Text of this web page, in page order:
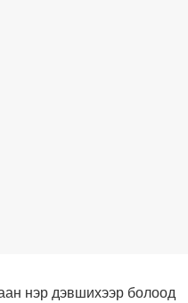
нэр дэвшихээр болоод